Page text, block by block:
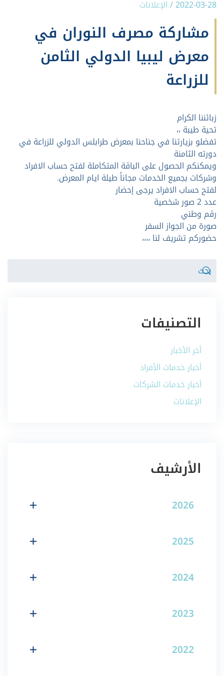
2022-03-28
/الإعلانات
مشاركة مصرف النوران في
معرض ليبيا الدولي الثامن
للزراعة
زبائننا الكرام
تحية طيبة ،،
تفضلو بزيارتنا في جناحنا بمعرض طرابلس الدولي للزراعة في
دورته الثامنة
ويمكنكم الحصول على الباقة المتكاملة لفتح حساب الافراد
وشركات بجميع الخدمات مجاناً طيلة ايام المعرض.
لفتح حساب الافراد يرجى إحضار
عدد 2 صور شخصية
رقم وطني
صورة من الجواز السفر
حضوركم تشريف لنا ،،،،
التصنيفات
أخر الأخبار
أخبار خدمات الأفراد
أخبار خدمات الشركات
الإعلانات
الأرشيف
2026
2025
2024
2023
2022